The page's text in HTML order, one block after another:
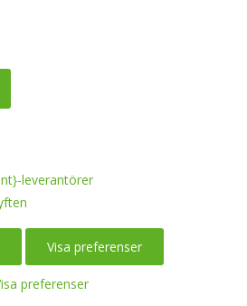
leverantörer
Visa preferenser
preferenser